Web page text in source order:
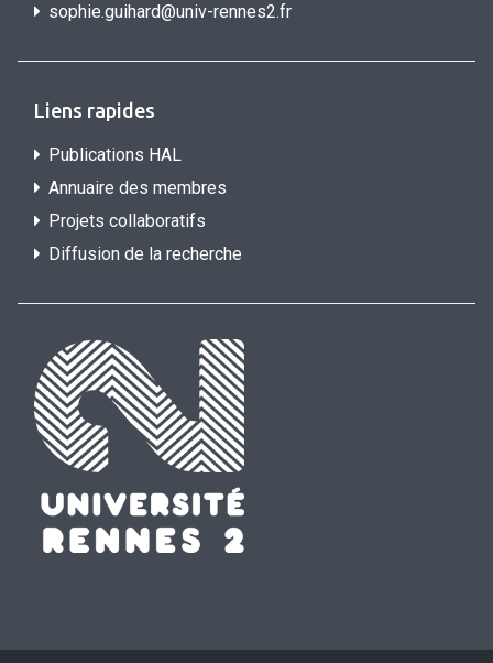
sophie.guihard@univ-rennes2.fr
Liens rapides
Publications HAL
Annuaire des membres
Projets collaboratifs
Diffusion de la recherche